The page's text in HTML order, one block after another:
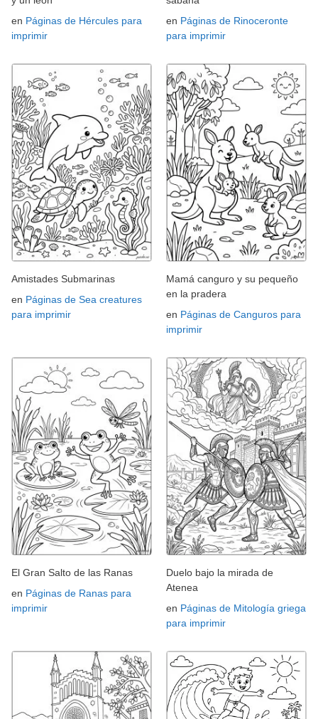
en Páginas de Hércules para
imprimir
en Páginas de Rinoceronte
para imprimir
Amistades Submarinas
en Páginas de Sea creatures
para imprimir
Mamá canguro y su pequeño
en la pradera
en Páginas de Canguros para
imprimir
El Gran Salto de las Ranas
en Páginas de Ranas para
imprimir
Duelo bajo la mirada de
Atenea
en Páginas de Mitología griega
para imprimir